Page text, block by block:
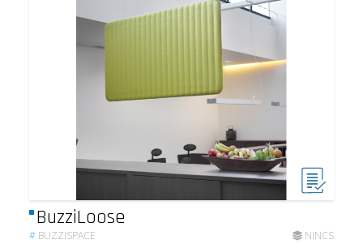
BuzziLoose
# BUZZISPACE NINCS